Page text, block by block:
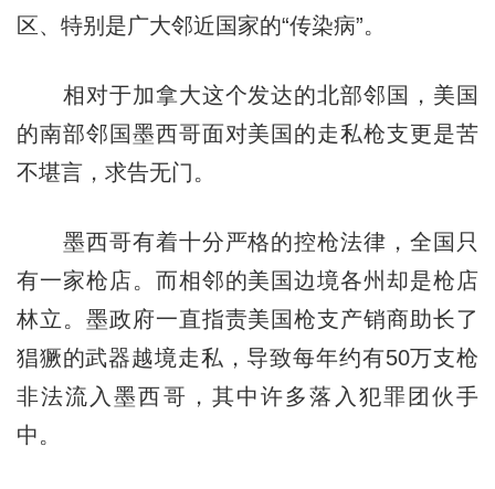
区、特别是广大邻近国家的“传染病”。
相对于加拿大这个发达的北部邻国，美国
的南部邻国墨西哥面对美国的走私枪支更是苦
不堪言，求告无门。
墨西哥有着十分严格的控枪法律，全国只
有一家枪店。而相邻的美国边境各州却是枪店
林立。墨政府一直指责美国枪支产销商助长了
猖獗的武器越境走私，导致每年约有50万支枪
非法流入墨西哥，其中许多落入犯罪团伙手
中。